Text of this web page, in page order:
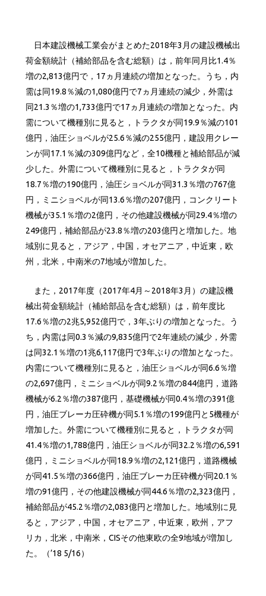
日本建設機械工業会がまとめた2018年3月の建設機械出
荷金額統計（補給部品を含む総額）は，前年同月比1.4％
増の2,813億円で，17ヵ月連続の増加となった。うち，内
需は同19.8％減の1,080億円で7ヵ月連続の減少，外需は
同21.3％増の1,733億円で17ヵ月連続の増加となった。内
需について機種別に見ると，トラクタが同19.9％減の101
億円，油圧ショベルが25.6％減の255億円，建設用クレー
ンが同17.1％減の309億円など，全10機種と補給部品が減
少した。外需について機種別に見ると，トラクタが同
18.7％増の190億円，油圧ショベルが同31.3％増の767億
円，ミニショベルが同13.6％増の207億円，コンクリート
機械が35.1％増の2億円，その他建設機械が同29.4％増の
249億円，補給部品が23.8％増の203億円と増加した。地
域別に見ると，アジア，中国，オセアニア，中近東，欧
州，北米，中南米の7地域が増加した。
また，2017年度（2017年4月～2018年3月）の建設機
械出荷金額統計（補給部品を含む総額）は，前年度比
17.6％増の2兆5,952億円で，3年ぶりの増加となった。う
ち，内需は同0.3％減の9,835億円で2年連続の減少，外需
は同32.1％増の1兆6,117億円で3年ぶりの増加となった。
内需について機種別に見ると，油圧ショベルが同6.6％増
の2,697億円，ミニショベルが同9.2％増の844億円，道路
機械が6.2％増の387億円，基礎機械が同0.4％増の391億
円，油圧ブレーカ圧砕機が同5.1％増の199億円と5機種が
増加した。外需について機種別に見ると，トラクタが同
41.4％増の1,788億円，油圧ショベルが同32.2％増の6,591
億円，ミニショベルが同18.9％増の2,121億円，道路機械
が同41.5％増の366億円，油圧ブレーカ圧砕機が同20.1％
増の91億円，その他建設機械が同44.6％増の2,323億円，
補給部品が45.2％増の2,083億円と増加した。地域別に見
ると，アジア，中国，オセアニア，中近東，欧州，アフ
リカ，北米，中南米，CISその他東欧の全9地域が増加し
た。（’18 5/16）